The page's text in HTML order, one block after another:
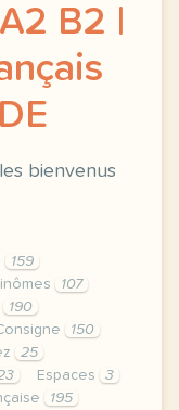
B2 |
bienvenus
159
107
190
150
25
Espaces
3
195